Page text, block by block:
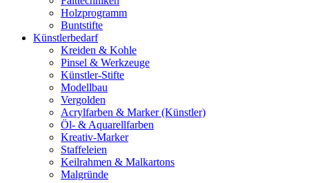
Holzprogramm
Buntstifte
Künstlerbedarf
Kreiden & Kohle
Pinsel & Werkzeuge
Künstler-Stifte
Modellbau
Vergolden
Acrylfarben & Marker (Künstler)
Öl- & Aquarellfarben
Kreativ-Marker
Staffeleien
Keilrahmen & Malkartons
Malgründe